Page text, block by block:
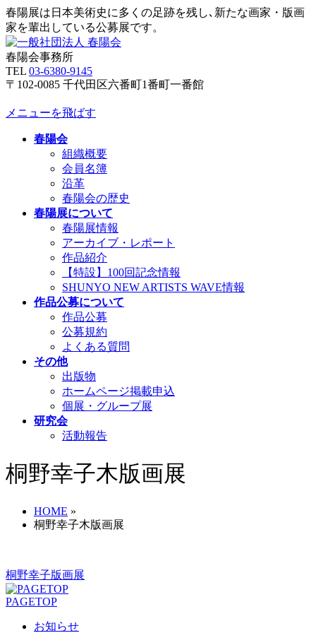
春陽展は日本美術史に多くの足跡を残し､新たな画家・版画
家を輩出している公募展です。
春陽会事務所
TEL 03-6380-9145
〒102-0085 千代田区六番町1番町一番館
メニューを飛ばす
春陽会
組織概要
会員名簿
沿革
春陽会の歴史
春陽展について
春陽展情報
アーカイブ・レポート
作品紹介
【特設】100回記念情報
SHUNYO NEW ARTISTS WAVE情報
作品公募について
作品公募
公募規約
よくある質問
その他
出版物
ホームページ掲載申込
個展・グループ展
研究会
活動報告
桐野幸子木版画展
HOME »
桐野幸子木版画展
桐野幸子版画展
PAGETOP
お知らせ